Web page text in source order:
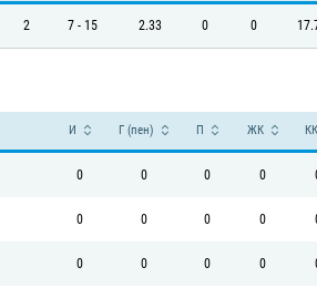
2 7 - 15 2.33 0 0
И Г (пен) П ЖК КК
0 0 0 0
0 0 0 0
0 0 0 0